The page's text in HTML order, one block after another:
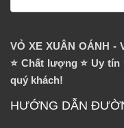
VỎ XE XUÂN OÁNH -
⭐️ Chất lượng ⭐️ Uy
quý khách!
HƯỚNG DẪN